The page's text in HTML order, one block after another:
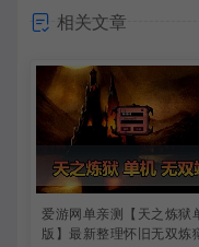
相关文章
爱游网单亲测【天之炼狱
版】最新整理怀旧无双炼